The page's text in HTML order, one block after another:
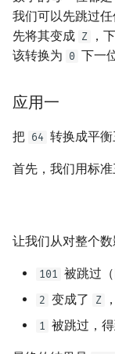
Min_25 筛
洲阁筛
类欧几里德算法
Meissel–Lehmer
连分数
Stern–Brocot 树
二次域
矩阵树定理
LGV 引理
最大团搜索算法
支配树
图上随机游走
我们可以先跳过任
先将其变成 Z ，
该转换为 0 下一
应用一
把 64 转换成平衡
首先，我们用标准
让我们从对整个
101 被跳过
2 变成了 Z
1 被跳过，